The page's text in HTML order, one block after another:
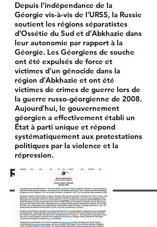
Ressources
Depuis l’indépendance de la
Géorgie vis-à-vis de l’URSS, la Russie
soutient les régions séparatistes
d’Ossétie du Sud et d’Abkhazie dans
leur autonomie par rapport à la
Géorgie. Les Géorgiens de souche
ont été expulsés de force et
victimes d'un génocide dans la
région d'Abkhazie et ont été
victimes de crimes de guerre lors de
la guerre russo-géorgienne de 2008.
Aujourd’hui, le gouvernement
géorgien a effectivement établi un
État à parti unique et répond
systématiquement aux protestations
politiques par la violence et la
répression.